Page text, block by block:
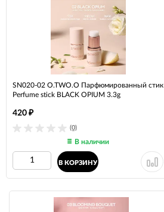
SN020-02 O.TWO.O Парфюмированный стик
Perfume stick BLACK OPIUM 3.3g
(0)
420 ₽
В наличии
В КОРЗИНУ